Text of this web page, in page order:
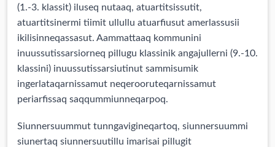
(1.-3. klassit) iluseq nutaaq, atuartitsissutit,
atuartitsinermi tiimit ullullu atuarfiusut amerlassusii
ikilisinneqassasut. Aammattaaq kommunini
inuussutissarsiorneq pillugu klassinik angajullerni (9.-10.
klassini) inuussutissarsiutinut sammisumik
ingerlataqarnissamut neqerooruteqarnissamut
periarfissaq saqqummiunneqarpoq.
Siunnersuummut tunngavigineqartoq, siunnersuummi
siunertaq siunnersuutillu imarisai pillugit